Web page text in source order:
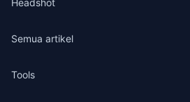
Headshot
Semua artikel
Tools